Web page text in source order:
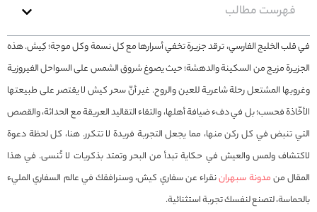
فهرست مطالب
في قلب الخليج الفارسي، ترقد جزيرة تخفي أسرارها مع كل نسمة وكل موجة؛ كِيش. هذه
الجزيرة مزيج من السكينة والدهشة؛ حيث يصوغ شروق الشمس على السواحل الفيروزية
وغروبها المشتعل رحلة شاعرية للعين والروح. غير أنّ سحر كيش لا يقتصر على طبيعتها
الأخّاذة فحسب؛ بل في دفء ضيافة أهلها، والتقاء التقاليد العريقة مع الحداثة، والقصص
التي تنبض في كل ركن منها، مما يجعل التجربة فريدة لا تتكرر. هنا، كل لحظة دعوة
لاكتشاف ولمس والعيش في حكاية تبدأ من البحر وتمتد بذكريات لا تُنسى. في هذا
المقال منمدونة سبهراننقراء عن سفاري كيش، وسنرافقك في عالم السفاري المليء
بالحماسة، لتصنع لنفسك تجربة استثنائية.